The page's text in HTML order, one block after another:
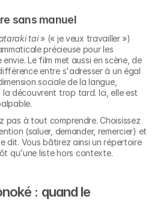
sans manuel
tai » (« je veux travailler »)
précieuse pour les
Le film met aussi en scène, de
entre s'adresser à un égal
sociale de la langue,
découvrent trop tard. Ici, elle est
pas à tout comprendre. Choisissez
(saluer, demander, remercier) et
dit. Vous bâtirez ainsi un répertoire
qu'une liste hors contexte.
: quand le